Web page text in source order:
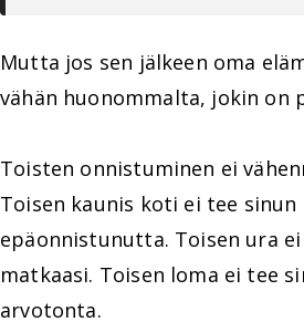
Mutta jos sen jälkeen oma
vähän huonommalta, jokin on
Toisten onnistuminen ei
Toisen kaunis koti ei tee sinun
epäonnistunutta. Toisen ura
matkaasi. Toisen loma ei tee
arvotonta.